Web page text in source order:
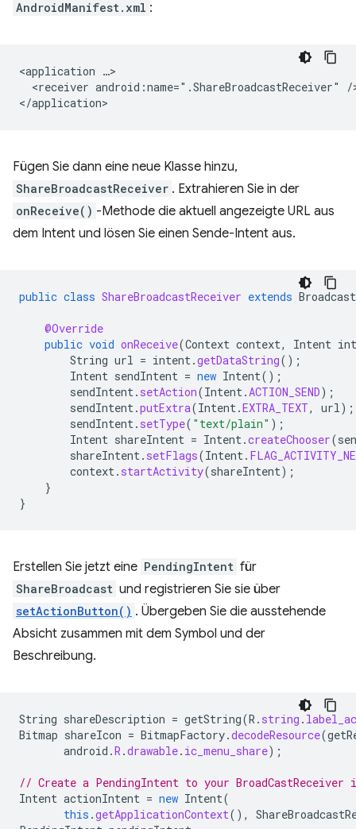
AndroidManifest.xml :
<application
<receiver android:name=".ShareBroadcastReceiver"
/
Fügen Sie dann eine neue Klasse hinzu,
ShareBroadcastReceiver . Extrahieren Sie in der
onReceive() -Methode die aktuell angezeigte URL aus
dem Intent und lösen Sie einen Sende-Intent aus.
public class ShareBroadcastReceiver extends
@Override
public void onReceive(Context context, Intent
String url = intent.getDataString();
Intent sendIntent = new Intent();
sendIntent. setAction(Intent.ACTION_SEND);
sendIntent.putExtra(Intent.EXTRA_TEXT, url);
sendIntent. setType( "text/plain" );
Intent shareIntent = Intent.createChooser(
shareIntent. setFlags(Intent.
context. startActivity(shareIntent);
}
}
Erstellen Sie jetzt eine PendingIntent für
ShareBroadcast und registrieren Sie sie über
setActionButton() . Übergeben Sie die ausstehende
Absicht zusammen mit dem Symbol und der
Beschreibung.
String shareDescription = getString(R . string .
Bitmap shareIcon = BitmapFactory.decodeResource(
android .R .drawable. ic_menu_share);
// Create a PendingIntent to your BroadCastReceiver
Intent actionIntent = new Intent(
this .getApplicationContext(),